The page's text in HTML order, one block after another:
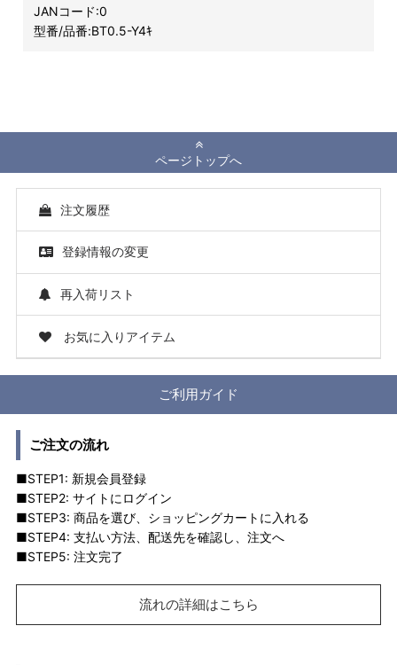
JANコード:0
型番/品番:BT0.5-Y4ｷ
ページトップへ
注文履歴
登録情報の変更
再入荷リスト
お気に入りアイテム
ご利用ガイド
ご注文の流れ
■STEP1: 新規会員登録
■STEP2: サイトにログイン
■STEP3: 商品を選び、ショッピングカートに入れる
■STEP4: 支払い方法、配送先を確認し、注文へ
■STEP5: 注文完了
流れの詳細はこちら